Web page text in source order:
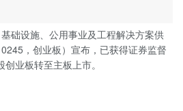
础设施、公用事业及工程解决方案供
，创业板）宣布，已获得证券监督
业板转至主板上市。